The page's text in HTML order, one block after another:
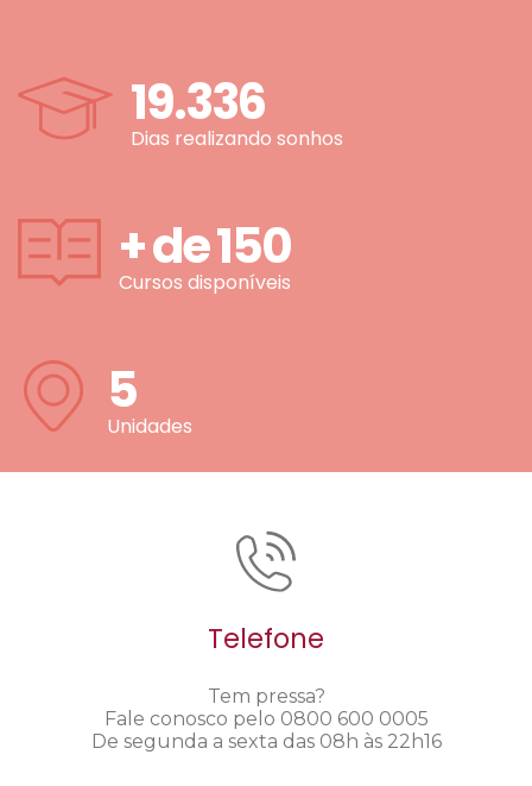
19.336
Dias realizando sonhos
+ de150
Cursos disponíveis
5
Unidades
Telefone
Tem pressa?
Fale conosco pelo 0800 600 0005
De segunda a sexta das 08h às 22h16